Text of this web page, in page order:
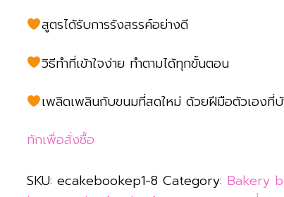
สูตรได้รับการรังสรรค์อย่างดี
วิธีทำที่เข้าใจง่าย ทำตามได้ทุกขั้นตอน
เพลิดเพลินกับขนมที่สดใหม่ ด้วยฝีมือตัวเองที่
ทักเพื่อสั่งซื้อ
SKU: ecakebookep1-8 Category: Bakery